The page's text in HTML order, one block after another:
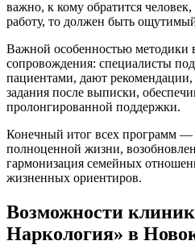
важно, к кому обратится
работу, то должен быть ощутимый
Важной особенностью методики
сопровождения: специалисты
пациентами, дают
задания после выписки,
пролонгированной поддержки.
Конечный итог всех программ —
полноценной жизни,
гармонизация семейных
жизненных ориентиров.
Возможности
Наркология» в